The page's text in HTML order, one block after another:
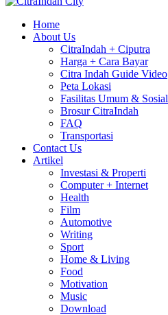
Home
About Us
CitraIndah + Ciputra
Harga + Cara Bayar
Citra Indah Guide Video
Peta Lokasi
Fasilitas Umum & Sosial
Brosur CitraIndah
FAQ
Transportasi
Contact Us
Artikel
Investasi & Properti
Computer + Internet
Health
Film
Automotive
Writing
Sport
Home & Living
Food
Motivation
Music
Download